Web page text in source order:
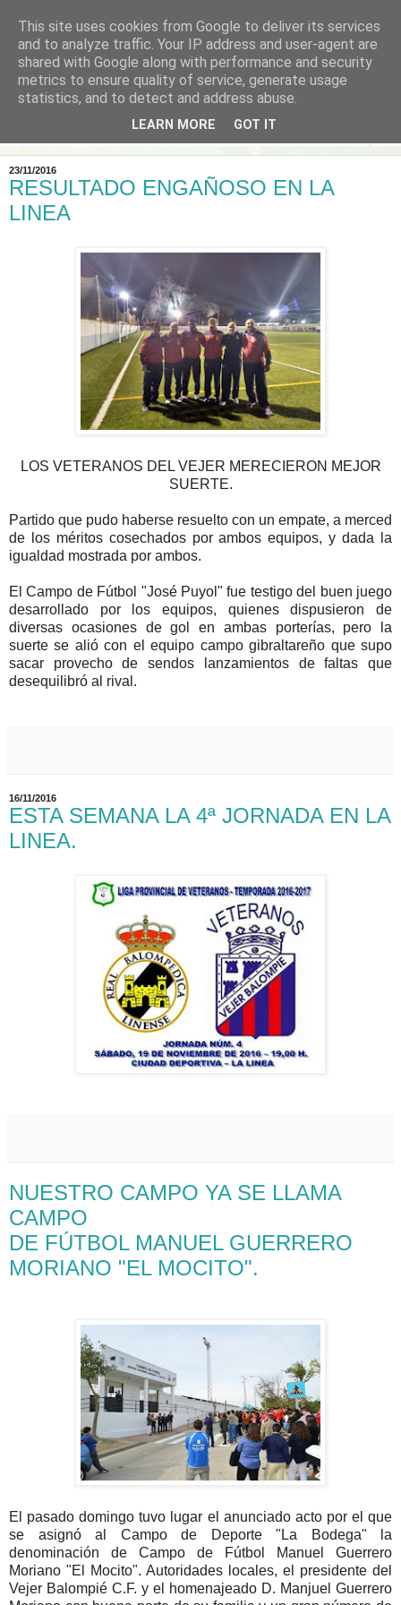
23/11/2016
RESULTADO ENGAÑOSO EN LA
LINEA
LOS VETERANOS DEL VEJER MERECIERON MEJOR
SUERTE.
Partido que pudo haberse resuelto con un empate, a merced
de los méritos cosechados por ambos equipos, y dada la
igualdad mostrada por ambos.
El Campo de Fútbol "José Puyol" fue testigo del buen juego
desarrollado por los equipos, quienes dispusieron de
diversas ocasiones de gol en ambas porterías, pero la
suerte se alió con el equipo campo gibraltareño que supo
sacar provecho de sendos lanzamientos de faltas que
desequilibró al rival.
16/11/2016
ESTA SEMANA LA 4ª JORNADA EN LA
LINEA.
NUESTRO CAMPO YA SE LLAMA
CAMPO
DE FÚTBOL MANUEL GUERRERO
MORIANO "EL MOCITO".
El pasado domingo tuvo lugar el anunciado acto por el que
se asignó al Campo de Deporte "La Bodega" la
denominación de Campo de Fútbol Manuel Guerrero
Moriano "El Mocito". Autoridades locales, el presidente del
Vejer Balompié C.F. y el homenajeado D. Manjuel Guerrero
This site uses cookies from Google to deliver its services
and to analyze traffic. Your IP address and user-agent are
shared with Google along with performance and security
metrics to ensure quality of service, generate usage
statistics, and to detect and address abuse.
LEARN MORE GOT IT